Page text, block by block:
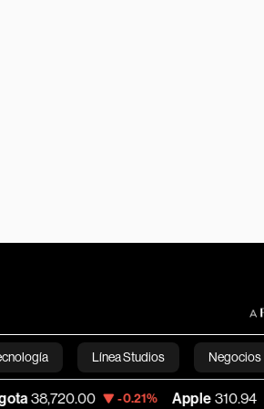
Línea Studios Negocios
English-0.21% Apple 310.94